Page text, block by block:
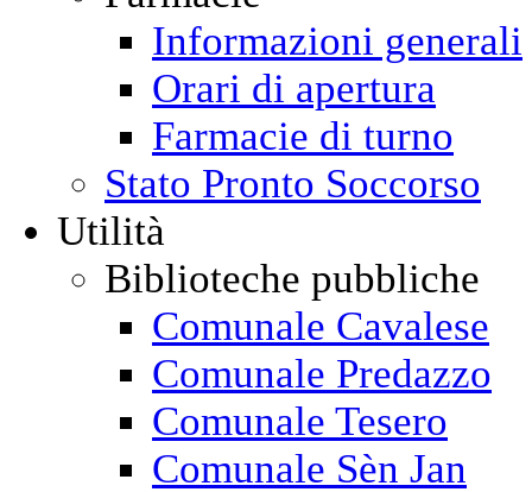
Informazioni generali
Orari di apertura
Farmacie di turno
Stato Pronto Soccorso
Utilità
Biblioteche pubbliche
Comunale Cavalese
Comunale Predazzo
Comunale Tesero
Comunale Sèn Jan